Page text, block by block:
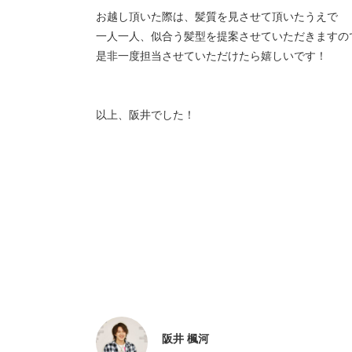
お越し頂いた際は、髪質を見させて頂いたうえで
一人一人、似合う髪型を提案させていただきますの
是非一度担当させていただけたら嬉しいです！
以上、阪井でした！
阪井 楓河